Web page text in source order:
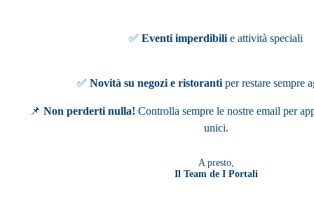
✅ Eventi imperdibili e attività speciali
✅ Novità su negozi e ristoranti per restare sempre
📌 Non perderti nulla! Controlla sempre le nostre email per
unici.
A presto,
Il Team de I Portali